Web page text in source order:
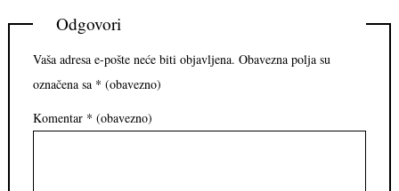
Odgovori
Vaša adresa e-pošte neće biti objavljena. Obavezna polja su
označena sa * (obavezno)
Komentar * (obavezno)